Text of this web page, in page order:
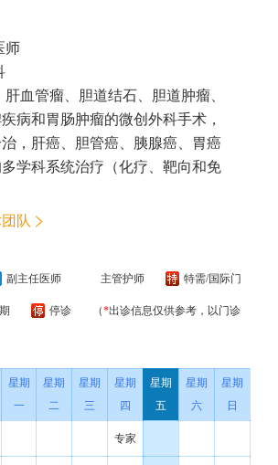
师
血管瘤、胆道结石、胆道肿瘤、
病和胃肠肿瘤的微创外科手术，
，肝癌、胆管癌、胰腺癌、胃癌
学科系统治疗（化疗、靶向和免
队
副主任医师 主管护师 特需/国际门
停诊 （*出诊信息仅供参考，以门诊
星期
一
星期
二
星期
三
星期
四
星期
五
星期
六
星期
日
专家